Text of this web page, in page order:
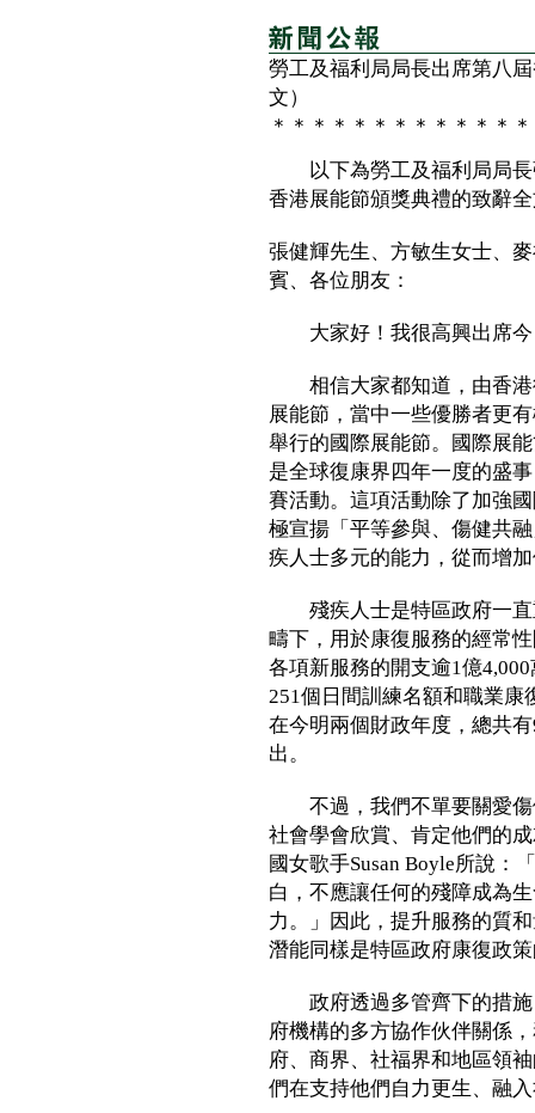
勞工及福利局局長出席第八
文）
＊＊＊＊＊＊＊＊＊＊＊＊
以下為勞工及福利局局長
香港展能節頒獎典禮的致辭
張健輝先生、方敏生女士、
賓、各位朋友：
大家好！我很高興出席今
相信大家都知道，由香港
展能節，當中一些優勝者更
舉行的國際展能節。國際展
是全球復康界四年一度的盛
賽活動。這項活動除了加強
極宣揚「平等參與、傷健共
疾人士多元的能力，從而增
殘疾人士是特區政府一直
疇下，用於康復服務的經常
各項新服務的開支逾1億
251個日間訓練名額和職業康
在今明兩個財政年度，總共
出。
不過，我們不單要關愛傷
社會學會欣賞、肯定他們的
國女歌手Susan Boyle所說：
白，不應讓任何的殘障成為
力。」因此，提升服務的質
潛能同樣是特區政府康復政
政府透過多管齊下的措施
府機構的多方協作伙伴關係
府、商界、社福界和地區領
們在支持他們自力更生、融